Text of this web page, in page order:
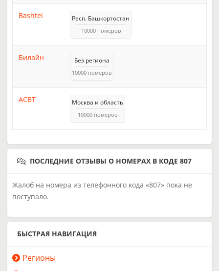
Bashtel Респ. Башкортостан
10000 номеров
Билайн Без региона
10000 номеров
АСВТ Москва и область
10000 номеров
ПОСЛЕДНИЕ ОТЗЫВЫ О НОМЕРАХ В КОДЕ 807
Жалоб на номера из телефонного кода «807» пока не
поступало.
БЫСТРАЯ НАВИГАЦИЯ
Регионы